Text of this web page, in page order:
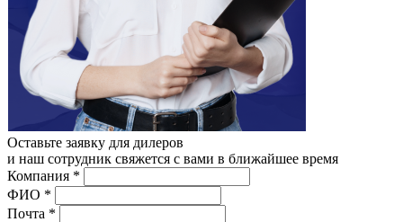
Оставьте заявку для дилеров
и наш сотрудник свяжется с вами в ближайшее время
Компания *
ФИО *
Почта *